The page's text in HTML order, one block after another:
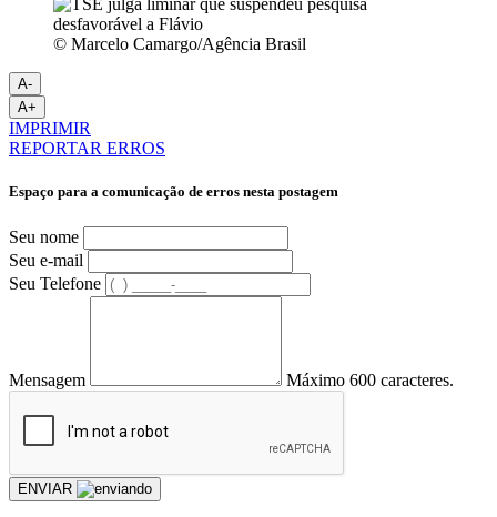
© Marcelo Camargo/Agência Brasil
A-
A+
IMPRIMIR
REPORTAR ERROS
Espaço para a comunicação de erros nesta postagem
Seu nome
Seu e-mail
Seu Telefone
Mensagem Máximo 600 caracteres.
ENVIAR